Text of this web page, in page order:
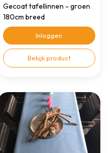
Gecoat tafellinnen - groen
180cm breed
Inloggen
Bekijk product